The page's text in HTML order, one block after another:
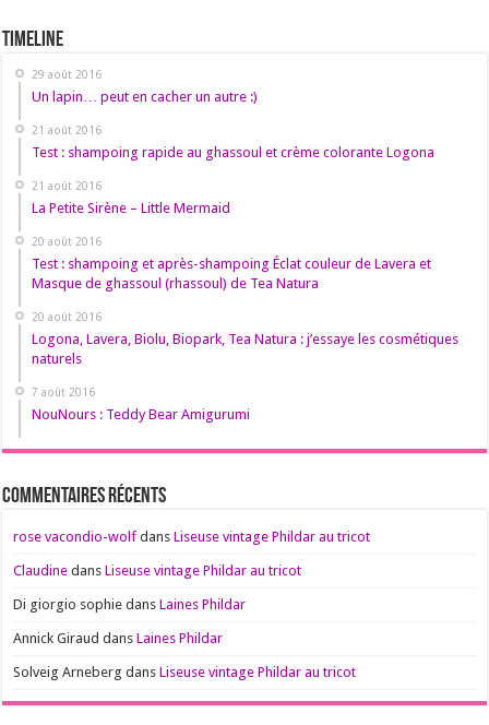
Timeline
29 août 2016
Un lapin… peut en cacher un autre :)
21 août 2016
Test : shampoing rapide au ghassoul et crème colorante Logona
21 août 2016
La Petite Sirène – Little Mermaid
20 août 2016
Test : shampoing et après-shampoing Éclat couleur de Lavera et
Masque de ghassoul (rhassoul) de Tea Natura
20 août 2016
Logona, Lavera, Biolu, Biopark, Tea Natura : j’essaye les cosmétiques
naturels
7 août 2016
NouNours : Teddy Bear Amigurumi
Commentaires récents
rose vacondio-wolf dansLiseuse vintage Phildar au tricot
Claudine dansLiseuse vintage Phildar au tricot
Di giorgio sophie dansLaines Phildar
Annick Giraud dansLaines Phildar
Solveig Arneberg dansLiseuse vintage Phildar au tricot